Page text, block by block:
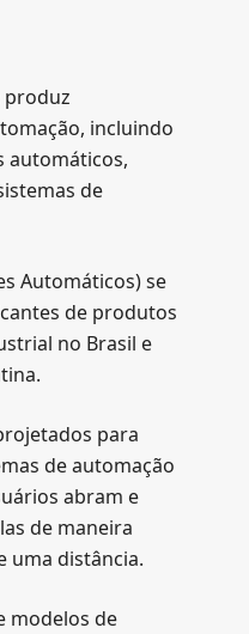
produz
incluindo
automáticos,
de
Automáticos) se
de produtos
no Brasil e
para
de automação
abram e
de maneira
uma distância.
modelos de